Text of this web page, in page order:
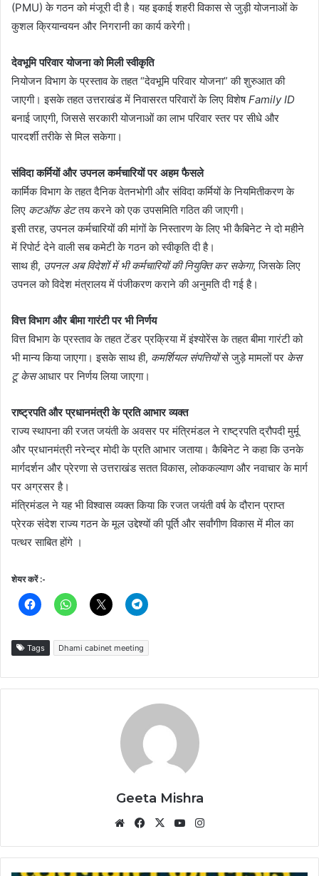
(PMU) के गठन को मंजूरी दी है। यह इकाई शहरी विकास से जुड़ी योजनाओं के
कुशल क्रियान्वयन और निगरानी का कार्य करेगी।
देवभूमि परिवार योजना को मिली स्वीकृति
नियोजन विभाग के प्रस्ताव के तहत “देवभूमि परिवार योजना” की शुरुआत की
जाएगी। इसके तहत उत्तराखंड में निवासरत परिवारों के लिए विशेषFamily ID
बनाई जाएगी, जिससे सरकारी योजनाओं का लाभ परिवार स्तर पर सीधे और
पारदर्शी तरीके से मिल सकेगा।
संविदा कर्मियों और उपनल कर्मचारियों पर अहम फैसले
कार्मिक विभाग के तहत दैनिक वेतनभोगी और संविदा कर्मियों के नियमितीकरण के
लिए कटऑफ डेटतय करने को एक उपसमिति गठित की जाएगी।
इसी तरह, उपनल कर्मचारियों की मांगों के निस्तारण के लिए भी कैबिनेट ने दो महीने
में रिपोर्ट देने वाली सब कमेटी के गठन को स्वीकृति दी है।
साथ ही, उपनल अब विदेशों में भी कर्मचारियों की नियुक्ति कर सकेगा, जिसके लिए
उपनल को विदेश मंत्रालय में पंजीकरण कराने की अनुमति दी गई है।
वित्त विभाग और बीमा गारंटी पर भी निर्णय
वित्त विभाग के प्रस्ताव के तहत टेंडर प्रक्रिया में इंश्योरेंस के तहत बीमा गारंटी को
भी मान्य किया जाएगा। इसके साथ ही, कमर्शियल संपत्तियोंसे जुड़े मामलों पर केस
टू केसआधार पर निर्णय लिया जाएगा।
राष्ट्रपति और प्रधानमंत्री के प्रति आभार व्यक्त
राज्य स्थापना की रजत जयंती के अवसर पर मंत्रिमंडल ने राष्ट्रपति द्रौपदी मुर्मू
और प्रधानमंत्री नरेन्द्र मोदी के प्रति आभार जताया। कैबिनेट ने कहा कि उनके
मार्गदर्शन और प्रेरणा से उत्तराखंड सतत विकास, लोककल्याण और नवाचार के मार्ग
पर अग्रसर है।
मंत्रिमंडल ने यह भी विश्वास व्यक्त किया कि रजत जयंती वर्ष के दौरान प्राप्त
प्रेरक संदेश राज्य गठन के मूल उद्देश्यों की पूर्ति और सर्वांगीण विकास में मील का
पत्थर साबित होंगे ।
शेयर करें :-
Tags Dhami cabinet meeting
Geeta Mishra
WebsiteFacebook
X YouTube